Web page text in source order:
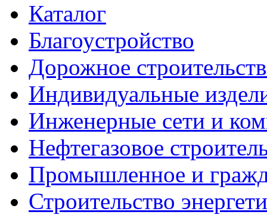
Каталог
Благоустройство
Дорожное
Индивидуальные
Инженерные сети и
Нефтегазовое
Промышленное и
Строительство